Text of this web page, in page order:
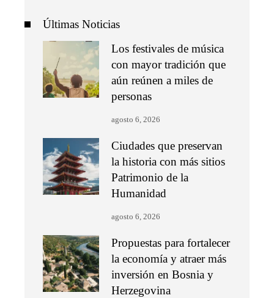
Últimas Noticias
Los festivales de música
con mayor tradición que
aún reúnen a miles de
personas
agosto 6, 2026
Ciudades que preservan
la historia con más sitios
Patrimonio de la
Humanidad
agosto 6, 2026
Propuestas para fortalecer
la economía y atraer más
inversión en Bosnia y
Herzegovina